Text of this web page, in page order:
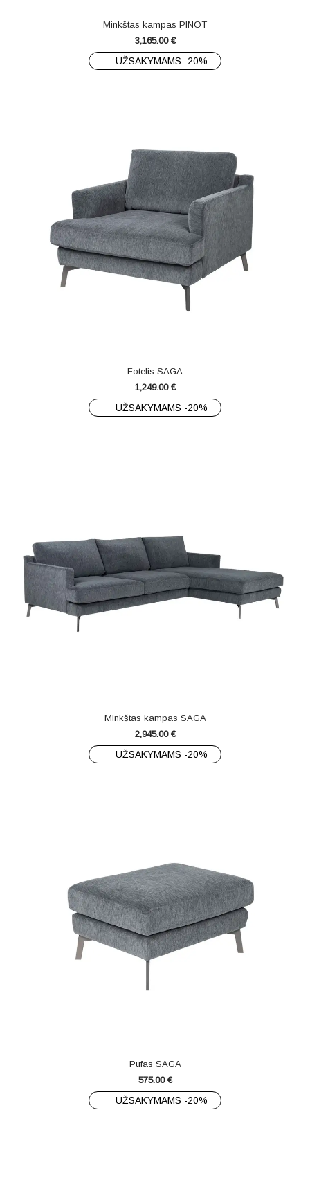
Minkštas kampas PINOT
3,165.00 €
UŽSAKYMAMS -20%
Fotelis SAGA
1,249.00 €
UŽSAKYMAMS -20%
Minkštas kampas SAGA
2,945.00 €
UŽSAKYMAMS -20%
Pufas SAGA
575.00 €
UŽSAKYMAMS -20%